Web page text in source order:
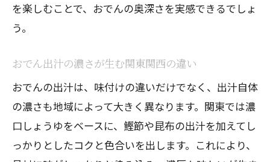
を楽しむことで、おでんの奥深さを実感できるでしょ
う。
おでん出汁の濃さが生む関東関西の違い
おでんの出汁は、味付けの違いだけでなく、出汁自体
の濃さも地域によって大きく異なります。関東では濃
口しょうゆをベースに、鰹節や昆布の出汁を加えてし
っかりとしたコクと色合いを出します。これにより、